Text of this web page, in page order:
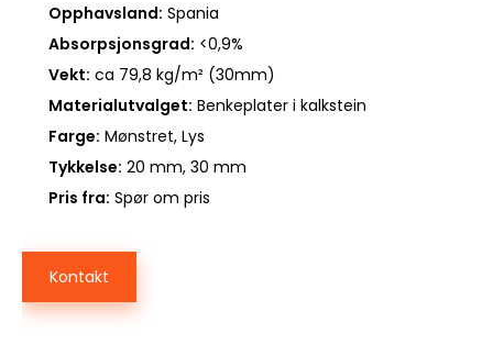
Opphavsland: Spania
Absorpsjonsgrad: <0,9%
Vekt: ca 79,8 kg/m² (30mm)
Materialutvalget: Benkeplater i kalkstein
Farge: Mønstret, Lys
Tykkelse: 20 mm, 30 mm
Pris fra: Spør om pris
Kontakt